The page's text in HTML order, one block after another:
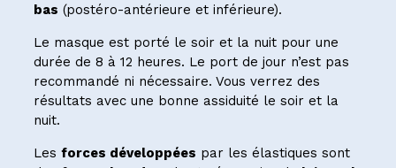
bas (postéro-antérieure et inférieure).
Le masque est porté le soir et la nuit pour une
durée de 8 à 12 heures. Le port de jour n’est pas
recommandé ni nécessaire. Vous verrez des
résultats avec une bonne assiduité le soir et la
nuit.
Les forces développées par les élastiques sont